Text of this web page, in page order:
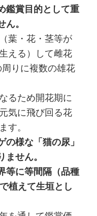
鑑賞目的として重
ん。
葉・花・茎等が
える）して雌花
周りに複数の雄花
るため開花期に
気に飛び回る花
す。
の様な「猫の尿」
ません。
等に等間隔（品種
植えて生垣とし